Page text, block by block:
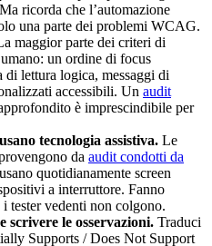
ricorda che l’automazione
una parte dei problemi WCAG.
maggior parte dei criteri di
un ordine di focus
lettura logica, messaggi di
accessibili. Un audit
è imprescindibile per
tecnologia assistiva. Le
da audit condotti da
quotidianamente screen
a interruttore. Fanno
tester vedenti non colgono.
scrivere le osservazioni. Traduci
Supports / Does Not Support